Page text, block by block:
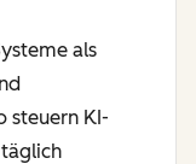
als
steuern KI-